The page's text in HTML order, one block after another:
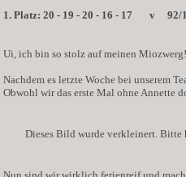
1. Platz: 20 - 19 - 20 - 16 - 17 v 92/
Ui, ich bin so stolz auf meinen Miozwerg!
Nachdem es letzte Woche bei unserem
Obwohl wir das erste Mal ohne Annette
Dieses Bild wurde verkleinert. Bitte